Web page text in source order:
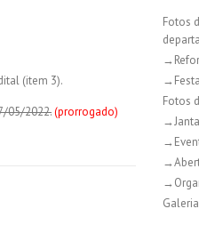
(item 3).
05/2022.(prorrogado)
Fotos
Fotos